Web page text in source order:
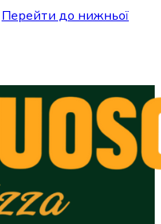
Перейти до нижньої